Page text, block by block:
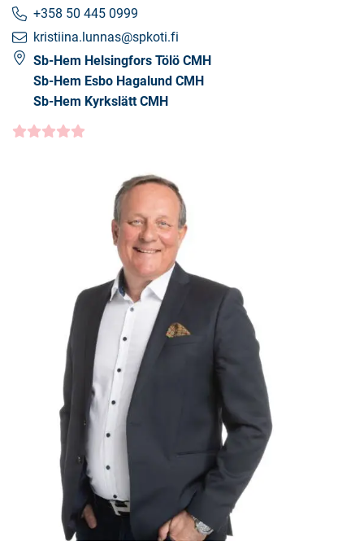
+358 50 445 0999
kristiina.lunnas@spkoti.fi
Sb-Hem Helsingfors Tölö CMH
Sb-Hem Esbo Hagalund CMH
Sb-Hem Kyrkslätt CMH
Kundbetyg